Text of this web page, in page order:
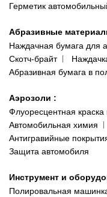
Герметик
Абразивные
Наждачная бумага для
Скотч-брайт
Абразивная бумага в
Аэрозоли :
Флуоресцентная краска
Автомобильная химия
Антигравийные
Защита автомобиля
Инструмент и
Полировальная